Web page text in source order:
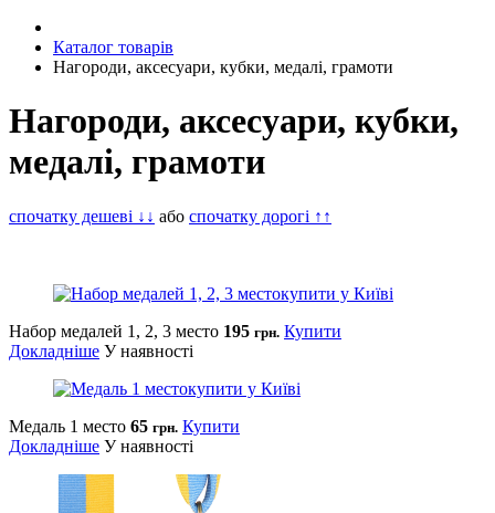
Каталог товарів
Нагороди, аксесуари, кубки, медалі, грамоти
Нагороди, аксесуари, кубки,
медалі, грамоти
спочатку дешеві ↓↓ або спочатку дорогі ↑↑
Набор медалей 1, 2, 3 место 195 грн. Купити
Докладніше У наявності
Медаль 1 место 65 грн. Купити
Докладніше У наявності